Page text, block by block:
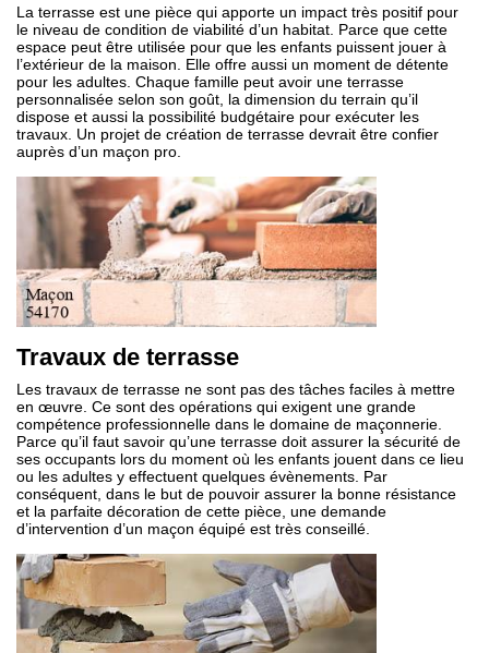
La terrasse est une pièce qui apporte un impact très positif pour
le niveau de condition de viabilité d’un habitat. Parce que cette
espace peut être utilisée pour que les enfants puissent jouer à
l’extérieur de la maison. Elle offre aussi un moment de détente
pour les adultes. Chaque famille peut avoir une terrasse
personnalisée selon son goût, la dimension du terrain qu’il
dispose et aussi la possibilité budgétaire pour exécuter les
travaux. Un projet de création de terrasse devrait être confier
auprès d’un maçon pro.
Travaux de terrasse
Les travaux de terrasse ne sont pas des tâches faciles à mettre
en œuvre. Ce sont des opérations qui exigent une grande
compétence professionnelle dans le domaine de maçonnerie.
Parce qu’il faut savoir qu’une terrasse doit assurer la sécurité de
ses occupants lors du moment où les enfants jouent dans ce lieu
ou les adultes y effectuent quelques évènements. Par
conséquent, dans le but de pouvoir assurer la bonne résistance
et la parfaite décoration de cette pièce, une demande
d’intervention d’un maçon équipé est très conseillé.